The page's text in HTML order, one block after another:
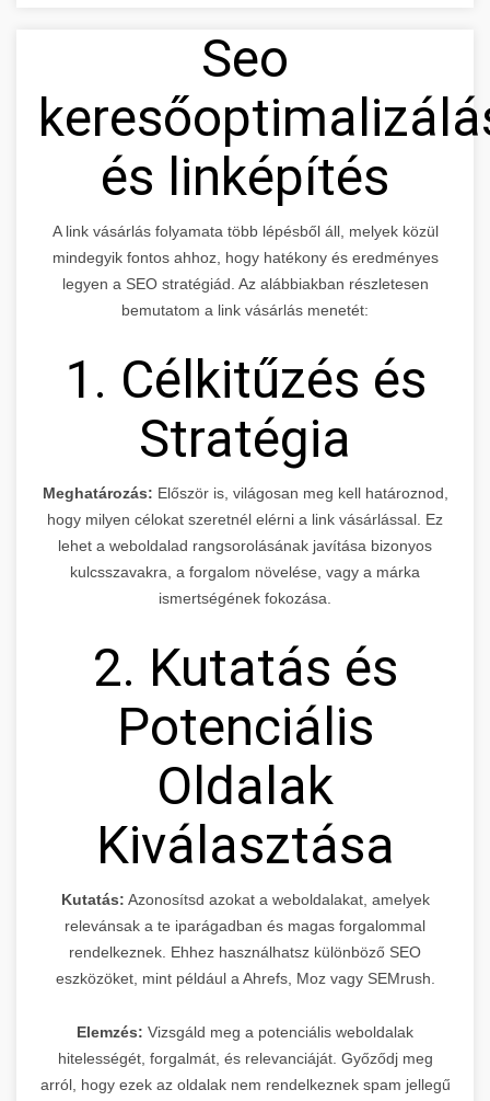
Seo
és linképítés
A link vásárlás folyamata több lépésből áll, melyek közül
mindegyik fontos ahhoz, hogy hatékony és eredményes
legyen a SEO stratégiád. Az alábbiakban részletesen
bemutatom a link vásárlás menetét:
1. Célkitűzés és
Stratégia
Meghatározás: Először is, világosan meg kell határoznod,
hogy milyen célokat szeretnél elérni a link vásárlással. Ez
lehet a weboldalad rangsorolásának javítása bizonyos
kulcsszavakra, a forgalom növelése, vagy a márka
ismertségének fokozása.
2. Kutatás és
Potenciális
Oldalak
Kiválasztása
Kutatás: Azonosítsd azokat a weboldalakat, amelyek
relevánsak a te iparágadban és magas forgalommal
rendelkeznek. Ehhez használhatsz különböző SEO
eszközöket, mint például a Ahrefs, Moz vagy SEMrush.
Elemzés: Vizsgáld meg a potenciális weboldalak
hitelességét, forgalmát, és relevanciáját. Győződj meg
arról, hogy ezek az oldalak nem rendelkeznek spam jellegű